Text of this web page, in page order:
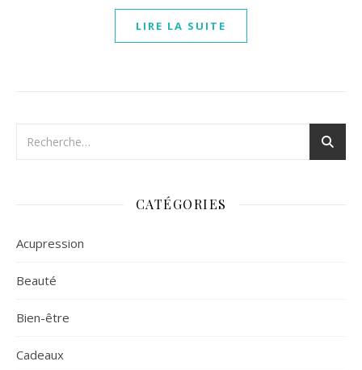
LIRE LA SUITE
CATÉGORIES
Acupression
Beauté
Bien-être
Cadeaux